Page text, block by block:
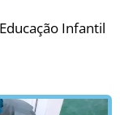
Infantil